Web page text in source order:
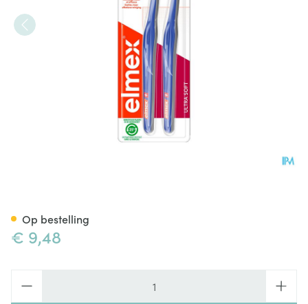
€ 9,48
Op bestelling